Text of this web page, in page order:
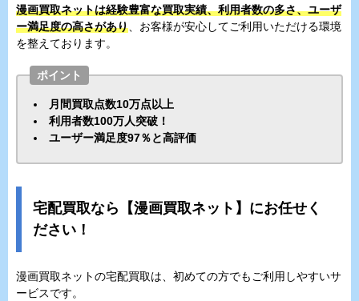
漫画買取ネットは経験豊富な買取実績、利用者数の多さ、ユーザ
ー満足度の高さがあり 、お客様が安心してご利用いただける環境
を整えております。
ポイント
月間買取点数10万点以上
利用者数100万人突破！
ユーザー満足度97％と高評価
宅配買取なら【漫画買取ネット】にお任せく
ださい！
漫画買取ネットの宅配買取は、初めての方でもご利用しやすいサ
ービスです。